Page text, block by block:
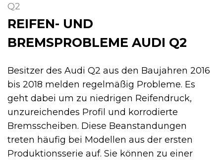
Q2
REIFEN- UND
BREMSPROBLEME AUDI Q2
Besitzer des Audi Q2 aus den Baujahren 2016
bis 2018 melden regelmäßig Probleme. Es
geht dabei um zu niedrigen Reifendruck,
unzureichendes Profil und korrodierte
Bremsscheiben. Diese Beanstandungen
treten häufig bei Modellen aus der ersten
Produktionsserie auf. Sie können zu einer